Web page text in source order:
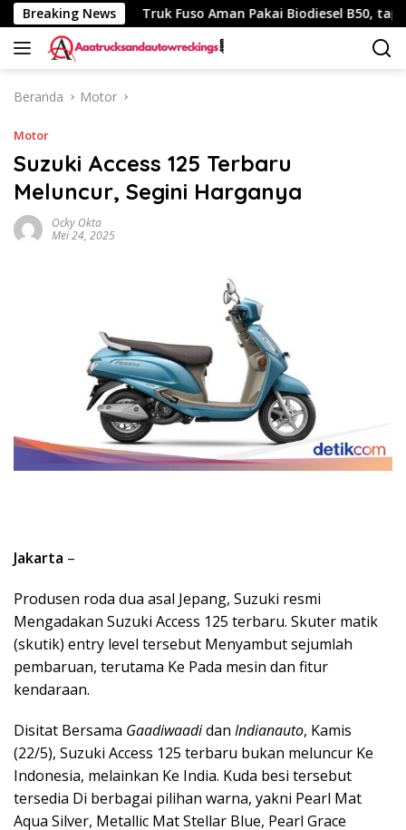
Langsung
ke
konten
Breaking News
Km Truk Fuso Aman Pakai Biodiesel B50, tapi Ada
Beranda Motor
Motor
Suzuki Access 125 Terbaru
Meluncur, Segini Harganya
Ocky Okta
Mei 24, 2025
Jakarta –
Produsen roda dua asal Jepang, Suzuki resmi
Mengadakan Suzuki Access 125 terbaru. Skuter matik
(skutik) entry level tersebut Menyambut sejumlah
pembaruan, terutama Ke Pada mesin dan fitur
kendaraan.
Disitat Bersama Gaadiwaadidan Indianauto, Kamis
(22/5), Suzuki Access 125 terbaru bukan meluncur Ke
Indonesia, melainkan Ke India. Kuda besi tersebut
tersedia Di berbagai pilihan warna, yakni Pearl Mat
Aqua Silver, Metallic Mat Stellar Blue, Pearl Grace